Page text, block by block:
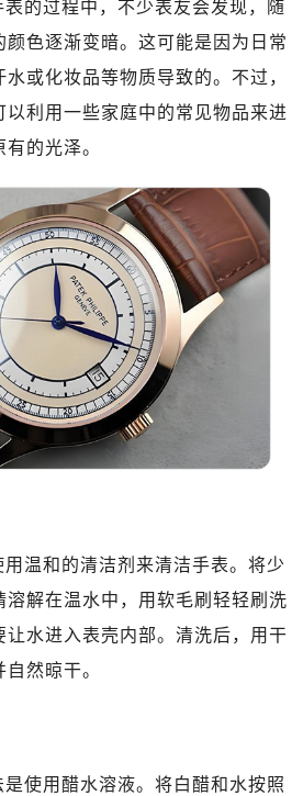
的过程中，不少表友会发现，随
色逐渐变暗。这可能是因为日常
或化妆品等物质导致的。不过，
以利用一些家庭中的常见物品来进
的光泽。
温和的清洁剂来清洁手表。将少
溶解在温水中，用软毛刷轻轻刷洗
水进入表壳内部。清洗后，用干
然晾干。
使用醋水溶液。将白醋和水按照